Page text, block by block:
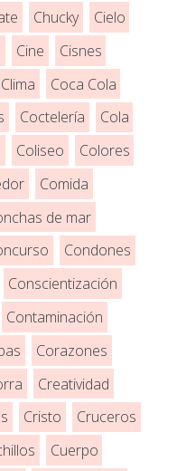
Chucky
Cielo
Cine
Cisnes
Clima
Coca Cola
Coctelería
Cola
Coliseo
Colores
Comida
de mar
Condones
Conscientización
Contaminación
Corazones
Creatividad
Cristo
Cruceros
Cuerpo